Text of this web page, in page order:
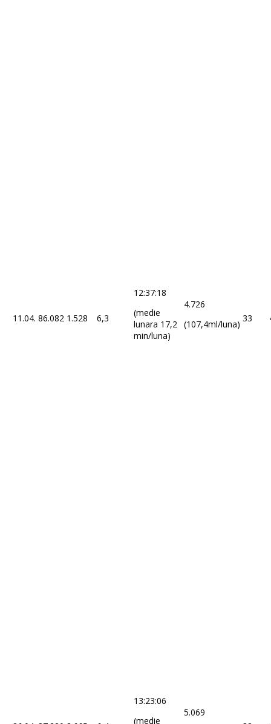
11.04. 86.082 1.528 6,3
12:37:18
(medie
lunara 17,2
min/luna)
4.726
(107,4ml/luna)
33
13:23:06
(medie
5.069